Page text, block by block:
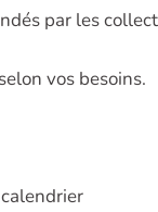
par les
vos besoins.